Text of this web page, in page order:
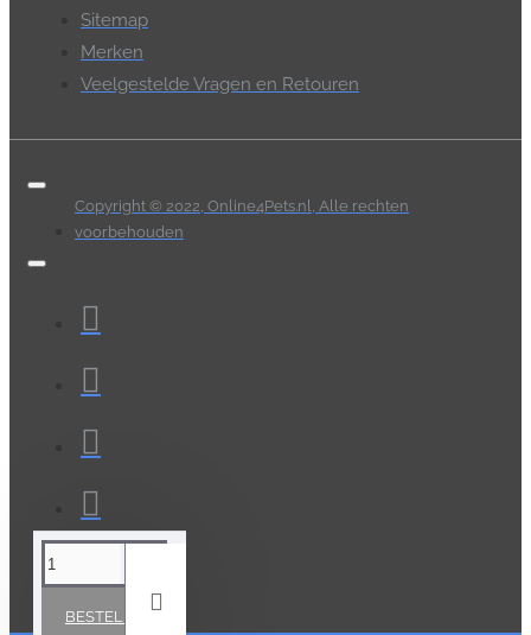
BESTELLEN
Sitemap
Merken
Veelgestelde Vragen en Retouren
Copyright © 2022, Online4Pets.nl, Alle rechten
voorbehouden